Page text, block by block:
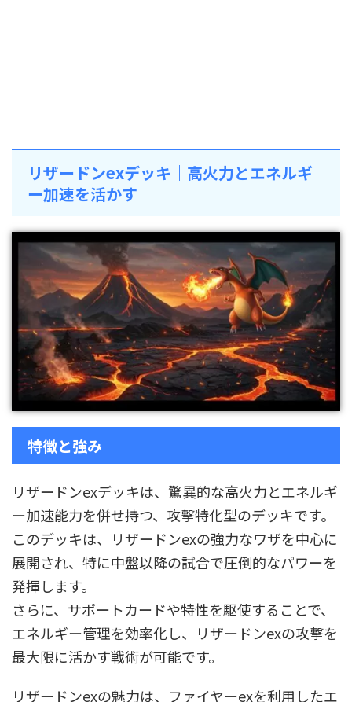
リザードンexデッキ｜高火力とエネルギ
ー加速を活かす
特徴と強み
リザードンexデッキは、驚異的な高火力とエネルギ
ー加速能力を併せ持つ、攻撃特化型のデッキです。
このデッキは、リザードンexの強力なワザを中心に
展開され、特に中盤以降の試合で圧倒的なパワーを
発揮します。
さらに、サポートカードや特性を駆使することで、
エネルギー管理を効率化し、リザードンexの攻撃を
最大限に活かす戦術が可能です。
リザードンexの魅力は、ファイヤーexを利用したエ